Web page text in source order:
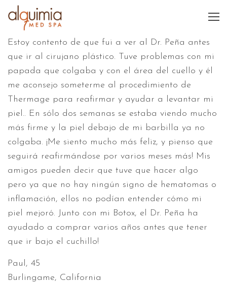
Estoy contento de que fui a ver al Dr. Peña antes
que ir al cirujano plástico. Tuve problemas con mi
papada que colgaba y con el área del cuello y él
me aconsejo someterme al procedimiento de
Thermage para reafirmar y ayudar a levantar mi
piel.. En sólo dos semanas se estaba viendo mucho
más firme y la piel debajo de mi barbilla ya no
colgaba. ¡Me siento mucho más feliz, y pienso que
seguirá reafirmándose por varios meses más! Mis
amigos pueden decir que tuve que hacer algo
pero ya que no hay ningún signo de hematomas o
inflamación, ellos no podían entender cómo mi
piel mejoró. Junto con mi Botox, el Dr. Peña ha
ayudado a comprar varios años antes que tener
que ir bajo el cuchillo!
Paul, 45
Burlingame, California